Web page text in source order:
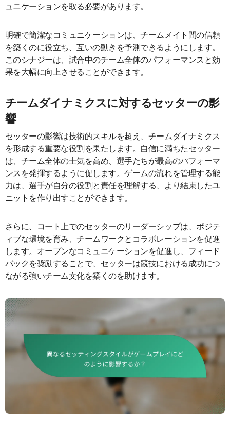
ュニケーションを取る必要があります。
明確で簡潔なコミュニケーションは、チームメイト間の信頼
を築くのに役立ち、互いの動きを予測できるようにします。
このシナジーは、試合中のチーム全体のパフォーマンスと効
果を大幅に向上させることができます。
チームダイナミクスに対するセッターの影
響
セッターの影響は技術的スキルを超え、チームダイナミクス
を形成する重要な役割を果たします。自信に満ちたセッター
は、チーム全体の士気を高め、選手たちが最高のパフォーマ
ンスを発揮するように促します。ゲームの流れを管理する能
力は、選手が自分の役割と責任を理解する、より結束したユ
ニットを作り出すことができます。
さらに、コート上でのセッターのリーダーシップは、ポジテ
ィブな環境を育み、チームワークとコラボレーションを促進
します。オープンなコミュニケーションを促進し、フィード
バックを奨励することで、セッターは競技における成功につ
ながる強いチーム文化を築くのを助けます。